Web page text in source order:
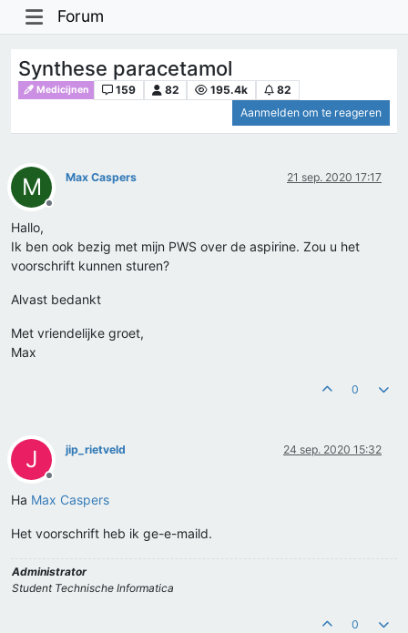
Forum
Synthese paracetamol
Medicijnen 159 82 195.4k
82
Aanmelden om te reageren
M
Offline
Max Caspers 21 sep. 2020 17:17
Hallo,
Ik ben ook bezig met mijn PWS over de aspirine. Zou u het
voorschrift kunnen sturen?
Alvast bedankt
Met vriendelijke groet,
Max
0
J
Offline
jip_rietveld 24 sep. 2020 15:32
Ha Max Caspers
Het voorschrift heb ik ge-e-maild.
Administrator
Student Technische Informatica
0